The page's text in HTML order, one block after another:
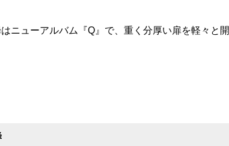
ニューアルバム『Q』で、重く分厚い扉を軽々と開